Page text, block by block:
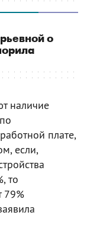
о
наличие
плате,
если,
то
79%